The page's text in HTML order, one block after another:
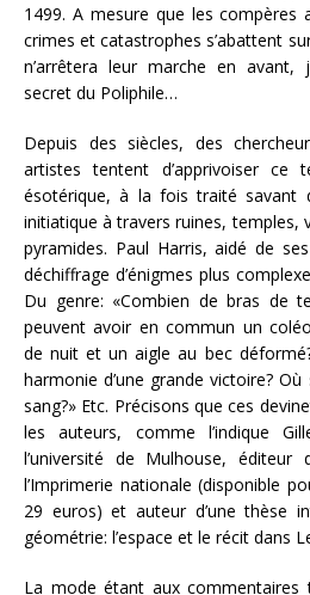
1499. A mesure que les compères
crimes et catastrophes s’abattent
n’arrêtera leur marche en avant,
secret du Poliphile…
Depuis des siècles, des
artistes tentent d’apprivoiser ce
ésotérique, à la fois traité savant
initiatique à travers ruines, temples,
pyramides. Paul Harris, aidé de
déchiffrage d’énigmes plus
Du genre: «Combien de bras de
peuvent avoir en commun un
de nuit et un aigle au bec
harmonie d’une grande victoire?
sang?» Etc. Précisons que ces
les auteurs, comme l’indique
l’université de Mulhouse,
l’Imprimerie nationale (disponible
29 euros) et auteur d’une thèse
géométrie: l’espace et le récit dans
La mode étant aux commentaires